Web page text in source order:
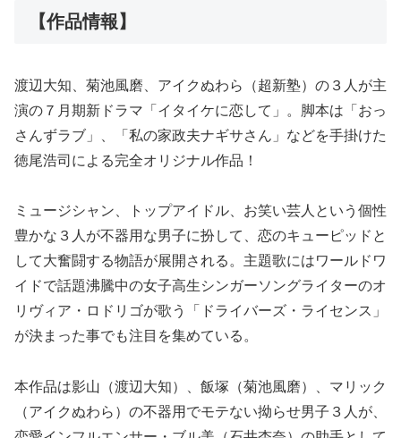
【作品情報】
渡辺大知、菊池風磨、アイクぬわら（超新塾）の３人が主
演の７月期新ドラマ「イタイケに恋して」。脚本は「おっ
さんずラブ」、「私の家政夫ナギサさん」などを手掛けた
徳尾浩司による完全オリジナル作品！
ミュージシャン、トップアイドル、お笑い芸人という個性
豊かな３人が不器用な男子に扮して、恋のキューピッドと
して大奮闘する物語が展開される。主題歌にはワールドワ
イドで話題沸騰中の女子高生シンガーソングライターのオ
リヴィア・ロドリゴが歌う「ドライバーズ・ライセンス」
が決まった事でも注目を集めている。
本作品は影山（渡辺大知）、飯塚（菊池風磨）、マリック
（アイクぬわら）の不器用でモテない拗らせ男子３人が、